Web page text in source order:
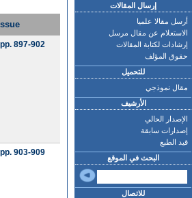
Issue
897-902
903-909
إرسال المقالات
أرسل مقالا علميا
الاستعلام عن مقال مرسل
إرشادات لكتابة المقالات
حقوق المؤلف
للتحميل
مقال نموذجي
الأرشيف
الإصدار الحالي
إصدارات سابقة
قيد الطبع
البحث في الموقع
للاتصال